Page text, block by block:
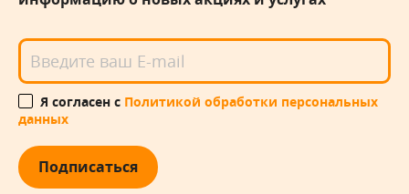
Я согласен с Политикой обработки персональных
данных
Подписаться